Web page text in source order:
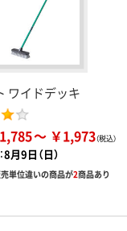
ワイドデッキ
￥1,973
8月9日（日）
単位違いの商品が2商品あり